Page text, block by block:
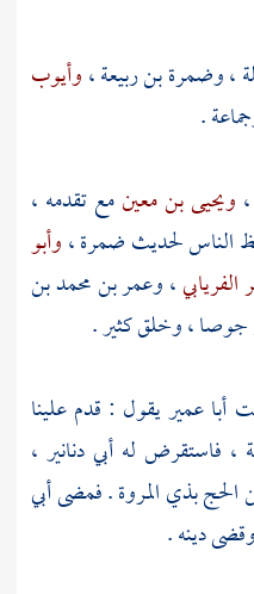
،وضمرة بن ربيعة،وأيوب
.
، ويحيى بن معينمع تقدمه ،
الناس لحديثضمرة،وأبو
،وعمر بن محمد بن
جوصا، وخلق كثير .
أبا عميريقول : قدم علينا
فاستقرض له أبي دنانير ،
الحجبذي المروة. فمضى أبي
دينه .